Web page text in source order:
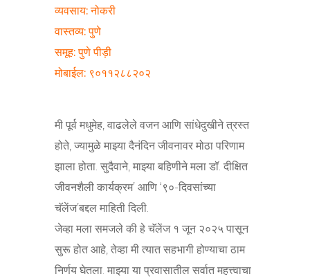
व्यवसाय: नोकरी
वास्तव्य: पुणे
समूह: पुणे पीड़ी
मोबाईल: ९०११२८८२०२
मी पूर्व मधुमेह, वाढलेले वजन आणि सांधेदुखीने त्रस्त
होते, ज्यामुळे माझ्या दैनंदिन जीवनावर मोठा परिणाम
झाला होता. सुदैवाने, माझ्या बहिणीने मला डॉ. दीक्षित
जीवनशैली कार्यक्रम’ आणि ‘९०-दिवसांच्या
चॅलेंज’बद्दल माहिती दिली.
जेव्हा मला समजले की हे चॅलेंज १ जून २०२५ पासून
सुरू होत आहे, तेव्हा मी त्यात सहभागी होण्याचा ठाम
निर्णय घेतला. माझ्या या प्रवासातील सर्वात महत्त्वाचा